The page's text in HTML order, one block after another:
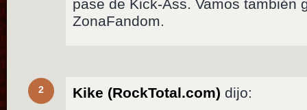
pase de Kick-Ass. Vamos también
ZonaFandom.
2 Kike (RockTotal.com) dijo: